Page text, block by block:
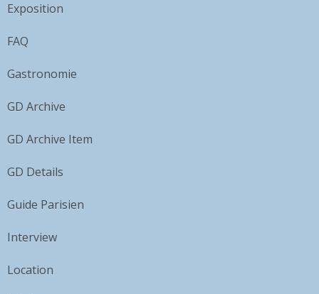
Exposition
FAQ
Gastronomie
GD Archive
GD Archive Item
GD Details
Guide Parisien
Interview
Location